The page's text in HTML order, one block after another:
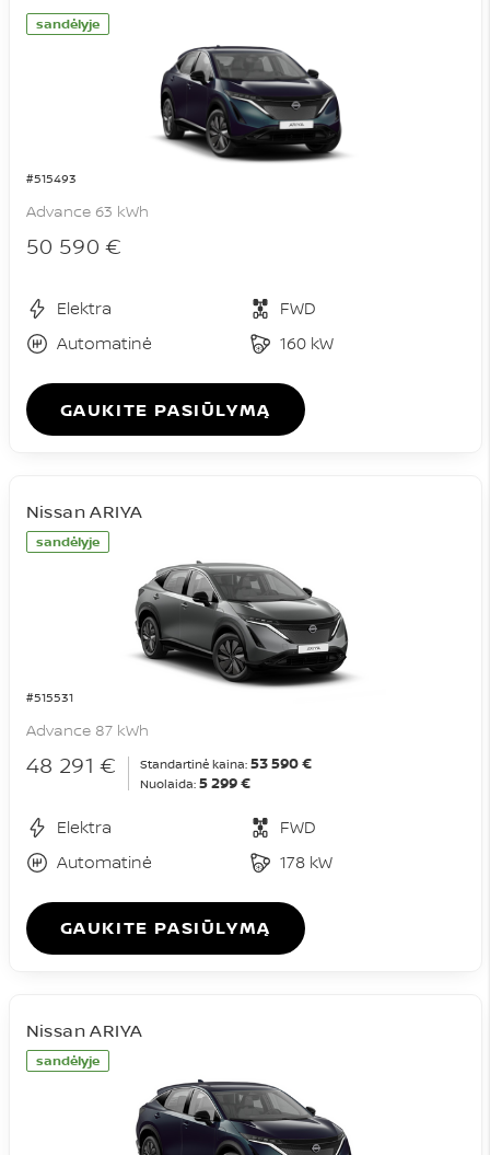
sandėlyje
#515493
Advance 63 kWh
50 590 €
Elektra
FWD
Automatinė
160 kW
GAUKITE PASIŪLYMĄ
sandėlyje
#515531
Nissan ARIYA
Advance 87 kWh
48 291 € Standartinė kaina: 53 590 €
Nuolaida: 5 299 €
Elektra
FWD
Automatinė
178 kW
GAUKITE PASIŪLYMĄ
sandėlyje
Nissan ARIYA